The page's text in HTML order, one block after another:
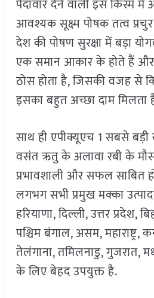
पैदावार देने वाली इस किस्म
आवश्यक सूक्ष्म पोषक तत्व प्रचुर
देश की पोषण सुरक्षा में बड़ा
एक समान आकार के होते हैं और
ठोस होता है, जिसकी वजह से
इसका बहुत अच्छा दाम मिलता
साथ ही एपीक्यूएच 1 सबसे
वसंत ऋतु के अलावा रबी के
प्रभावशाली और सफल साबित
लगभग सभी प्रमुख मक्का
हरियाणा, दिल्ली, उत्तर प्रदेश,
पश्चिम बंगाल, असम, महाराष्ट्र,
तेलंगाना, तमिलनाडु, गुजरात,
के लिए बेहद उपयुक्त है.